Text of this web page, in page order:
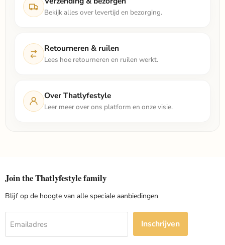
Bekijk alles over levertijd en bezorging.
Retourneren & ruilen
Lees hoe retourneren en ruilen werkt.
Over Thatlyfestyle
Leer meer over ons platform en onze visie.
Join the Thatlyfestyle family
Blijf op de hoogte van alle speciale aanbiedingen
Emailadres Inschrijven